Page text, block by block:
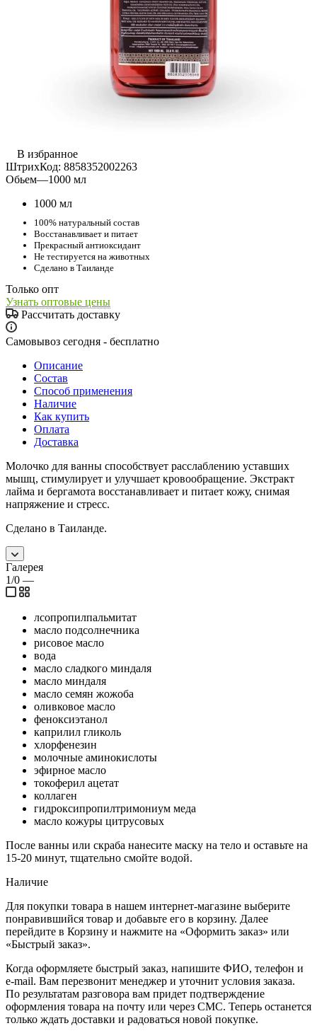
В избранное
ШтрихКод: 8858352002263
Обьем—1000 мл
1000 мл
100% натуральный состав
Восстанавливает и питает
Прекрасный антиоксидант
Не тестируется на животных
Сделано в Таиланде
Только опт
Узнать оптовые цены
Рассчитать доставку
Самовывоз сегодня - бесплатно
Описание
Состав
Способ применения
Наличие
Как купить
Оплата
Доставка
Молочко для ванны способствует расслаблению уставших
мышц, стимулирует и улучшает кровообращение. Экстракт
лайма и бергамота восстанавливает и питает кожу, снимая
напряжение и стресс.
Сделано в Таиланде.
Галерея
1/0 —
лсопропилпальмитат
масло подсолнечника
рисовое масло
вода
масло сладкого миндаля
масло миндаля
масло семян жожоба
оливковое масло
феноксиэтанол
каприлил гликоль
хлорфенезин
молочные аминокислоты
эфирное масло
токоферил ацетат
коллаген
гидроксипропилтримониум меда
масло кожуры цитрусовых
После ванны или скраба нанесите маску на тело и оставьте на
15-20 минут, тщательно смойте водой.
Наличие
Для покупки товара в нашем интернет-магазине выберите
понравившийся товар и добавьте его в корзину. Далее
перейдите в Корзину и нажмите на «Оформить заказ» или
«Быстрый заказ».
Когда оформляете быстрый заказ, напишите ФИО, телефон и
e-mail. Вам перезвонит менеджер и уточнит условия заказа.
По результатам разговора вам придет подтверждение
оформления товара на почту или через СМС. Теперь останется
только ждать доставки и радоваться новой покупке.